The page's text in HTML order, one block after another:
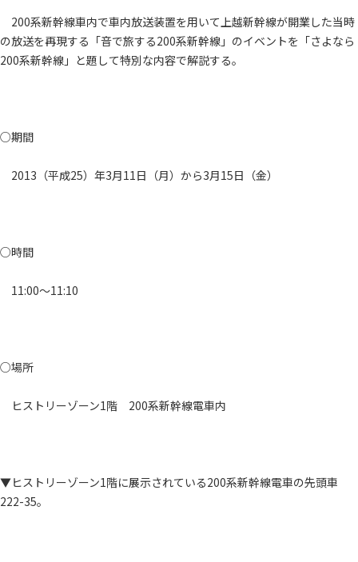
200系新幹線車内で車内放送装置を用いて上越新幹線が開業した当時
の放送を再現する「音で旅する200系新幹線」のイベントを「さよなら
200系新幹線」と題して特別な内容で解説する。
○期間
2013（平成25）年3月11日（月）から3月15日（金）
○時間
11:00～11:10
○場所
ヒストリーゾーン1階 200系新幹線電車内
▼ヒストリーゾーン1階に展示されている200系新幹線電車の先頭車
222-35。